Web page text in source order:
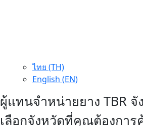
ไทย (TH)
English (EN)
ผู้แทนจำหน่ายยาง TBR
เลือกจังหวัดที่คุณต้องการ